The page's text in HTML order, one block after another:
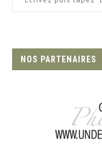
NOS PARTENAIRES